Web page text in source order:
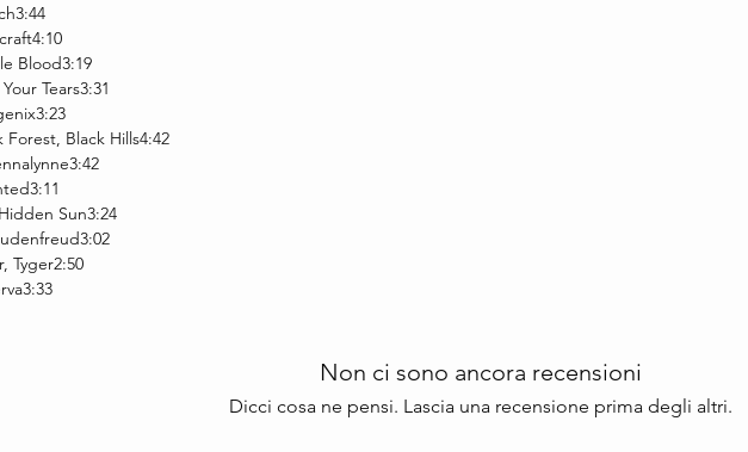
Blood3:19
Tears3:31
Forest, Black Hills4:42
Sun3:24
Tyger2:50
Non ci sono ancora recensioni
Dicci cosa ne pensi. Lascia una recensione prima degli altri.